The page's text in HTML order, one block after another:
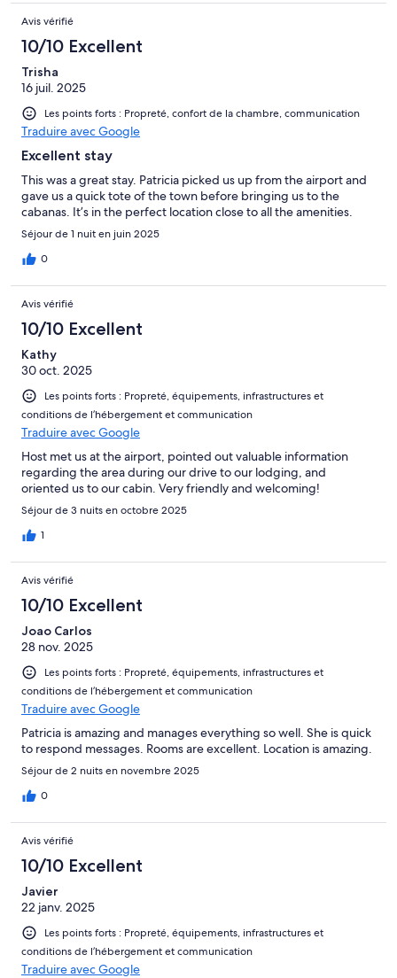
Avis vérifié
10/10 Excellent
Trisha
16 juil. 2025
Les points forts : Propreté, confort de la chambre, communication
Traduire avec Google
Excellent stay
This was a great stay. Patricia picked us up from the airport and
gave us a quick tote of the town before bringing us to the
cabanas. It’s in the perfect location close to all the amenities.
Séjour de 1 nuit en juin 2025
0
Avis vérifié
10/10 Excellent
Kathy
30 oct. 2025
Les points forts : Propreté, équipements, infrastructures et
conditions de l’hébergement et communication
Traduire avec Google
Host met us at the airport, pointed out valuable information
regarding the area during our drive to our lodging, and
oriented us to our cabin. Very friendly and welcoming!
Séjour de 3 nuits en octobre 2025
1
Avis vérifié
10/10 Excellent
Joao Carlos
28 nov. 2025
Les points forts : Propreté, équipements, infrastructures et
conditions de l’hébergement et communication
Traduire avec Google
Patricia is amazing and manages everything so well. She is quick
to respond messages. Rooms are excellent. Location is amazing.
Séjour de 2 nuits en novembre 2025
0
Avis vérifié
10/10 Excellent
Javier
22 janv. 2025
Les points forts : Propreté, équipements, infrastructures et
conditions de l’hébergement et communication
Traduire avec Google